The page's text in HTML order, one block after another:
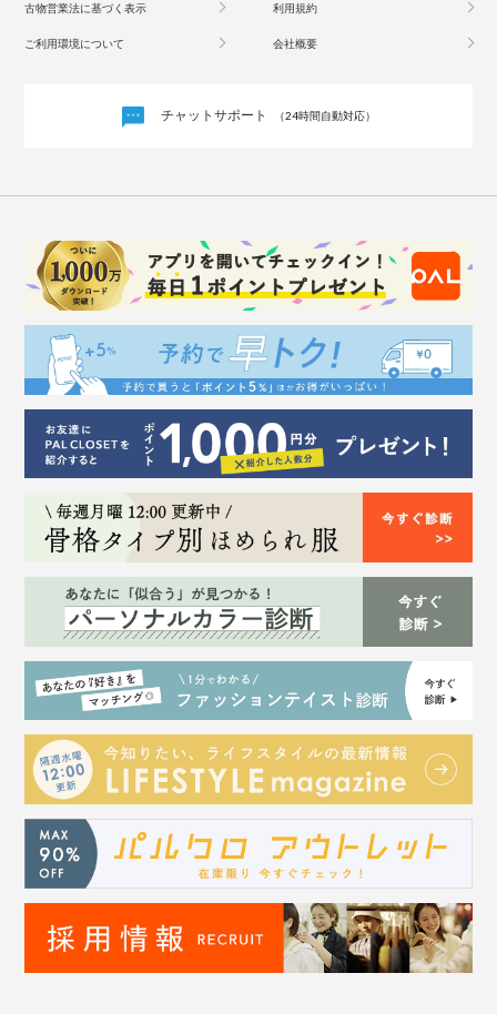
古物営業法に基づく表示 利用規約
ご利用環境について 会社概要
チャットサポート （24時間自動対応）